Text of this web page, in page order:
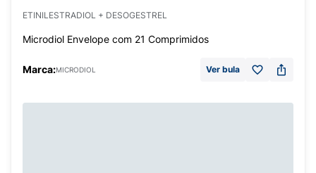
ETINILESTRADIOL + DESOGESTREL
Microdiol Envelope com 21 Comprimidos
Marca:MICRODIOL Ver bula